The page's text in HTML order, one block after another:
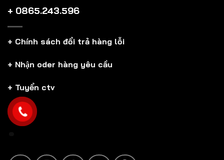
+ 0865.243.596
+ Chính sách đổi trả hàng lỗi
+ Nhận oder hàng yêu cầu
+ Tuyển ctv